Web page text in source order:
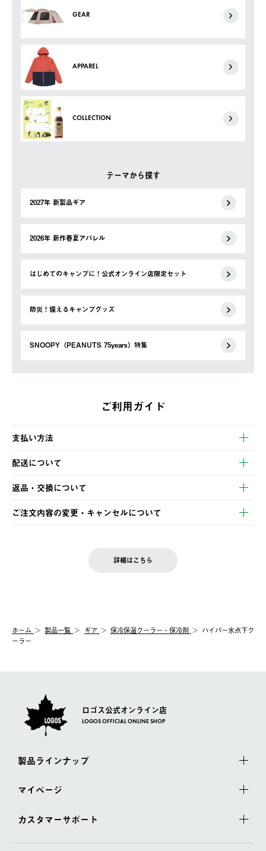
GEAR
APPAREL
COLLECTION
テーマから探す
2027年 新製品ギア
2026年 新作春夏アパレル
はじめてのキャンプに！公式オンライン店限定セット
防災！備えるキャンプグッズ
SNOOPY（PEANUTS 75years）特集
ご利用ガイド
支払い方法
以下のいずれかの方法でお支払いいただけます。
・クレジットカード決済
・コンビニ決済
・Pay-easy決済
配送について
【発送スケジュール】
ご注文・ご入金完了より2営業日以内に商品を発送いたします。
土日祝の発送はございませんので、木曜日以降のご注文は週明け
の発送となる場合がございます。
【配送業者】
佐川急便にて配送されます。
返品・交換について
※お客様都合の場合
お客様都合の返品にかかる送料は、お客様ご負担とさせていただ
一度お手元の商品を返品いただき、ご希望商品を再注文してくだ
ご注文内容の変更・キャンセルについて
LOGOS FAMILY会員の方は、会員マイページ内 購入履歴画面に
詳細はこちら
ホーム 製品一覧 ギア 保冷保温クーラー・保冷剤
ハイパー氷点下ク
ーラー
ロゴス公式オンライン店
LOGOS OFFICIAL ONLINE SHOP
製品ラインナップ
マイページ
カスタマーサポート